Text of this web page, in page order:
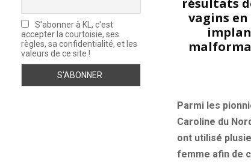
résultats
vagins
Parmi les
Caroline du
ont utilisé
femme afin de
S'abonner à KL, c'est
accepter la courtoisie, ses
règles, sa confidentialité, et les
valeurs de ce site !